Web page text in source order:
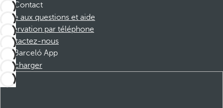
Contact
Foire aux questions et aide
Réservation par téléphone
Contactez-nous
Barceló App
Télécharger